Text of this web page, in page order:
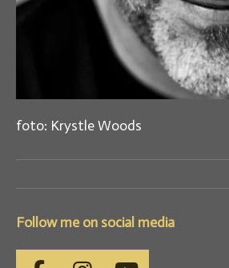
foto: Krystle Woods
Follow me on social media